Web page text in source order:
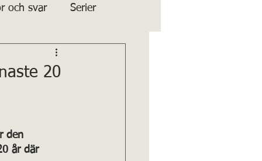
och svar Serier
20
den
år där